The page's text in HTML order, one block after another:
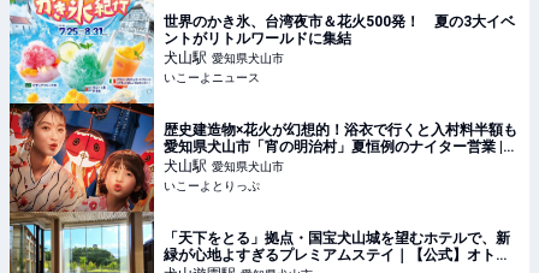
世界のかき氷、台湾夜市＆花火500発！ 夏の3大イベ
ントがリトルワールドに集結
犬山駅 愛知県犬山市
いこーよニュース
歴史建造物×花火が幻想的！浴衣で行くと入村料半額も
愛知県犬山市「宵の明治村」夏恒例のナイター営業 |
いこーよとりっぷ
犬山駅 愛知県犬山市
いこーよとりっぷ
「天下をとる」拠点・国宝犬山城を望むホテルで、新
緑が心地よすぎるプレミアムステイ｜【公式】オトナ